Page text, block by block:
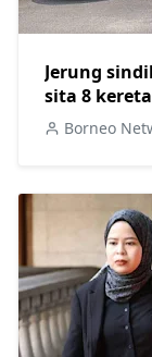
Jerung
sita 8
Borneo